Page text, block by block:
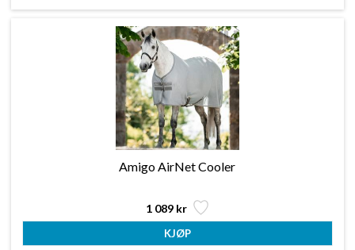
Amigo AirNet Cooler
1 089 kr